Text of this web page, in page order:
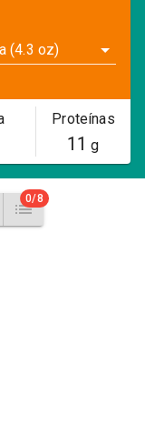
(4.3 oz)
Proteínas
11 g
0/8